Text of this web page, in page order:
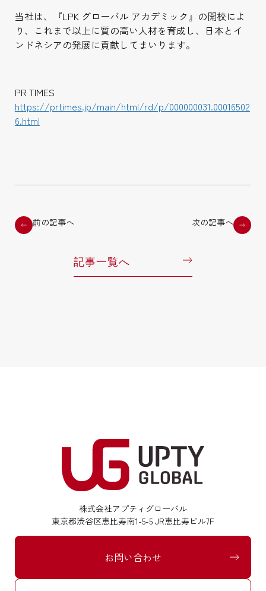
当社は、『LPK グローバル アカデミック』の開校によ
り、これまで以上に質の高い人材を育成し、日本とイ
ンドネシアの発展に貢献してまいります。
PR TIMES
https://prtimes.jp/main/html/rd/p/000000031.00016502
6.html
前の記事へ
記事一覧へ
次の記事へ
株式会社アプティグローバル
東京都渋谷区恵比寿南1-5-5 JR恵比寿ビル7F
お問い合わせ